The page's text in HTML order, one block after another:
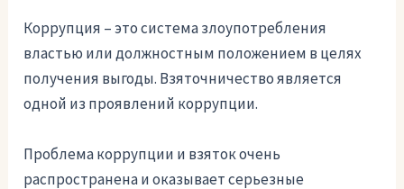
Коррупция – это система злоупотребления
властью или должностным положением в целях
получения выгоды. Взяточничество является
одной из проявлений коррупции.
Проблема коррупции и взяток очень
распространена и оказывает серьезные